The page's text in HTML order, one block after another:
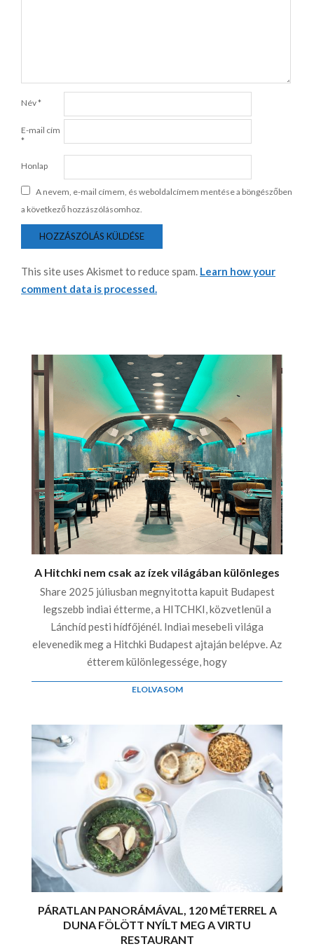
Név*
E-mail cím
*
Honlap
A nevem, e-mail címem, és weboldalcímem mentése a böngészőben
a következő hozzászólásomhoz.
This site uses Akismet to reduce spam. Learn how your
comment data is processed.
A Hitchki nem csak az ízek világában különleges
Share 2025 júliusban megnyitotta kapuit Budapest
legszebb indiai étterme, a HITCHKI, közvetlenül a
Lánchíd pesti hídfőjénél. Indiai mesebeli világa
elevenedik meg a Hitchki Budapest ajtaján belépve. Az
étterem különlegessége, hogy
ELOLVASOM
PÁRATLAN PANORÁMÁVAL, 120 MÉTERREL A
DUNA FÖLÖTT NYÍLT MEG A VIRTU
RESTAURANT